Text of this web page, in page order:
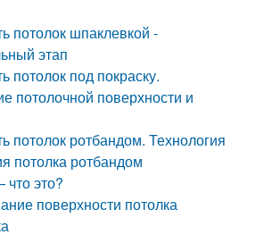
потолок шпаклевкой -
этап
потолок под покраску.
потолочной поверхности и
потолок ротбандом. Технология
потолка ротбандом
это?
поверхности потолка